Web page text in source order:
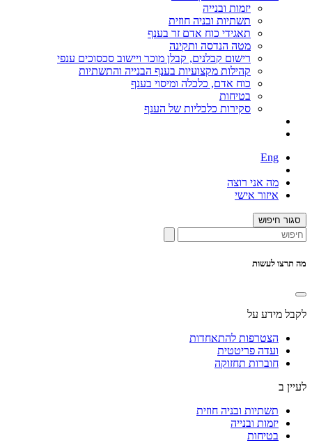
יזמות ובנייה
תשתיות ובניה חוזית
תאגידי כוח אדם זר בענף
מטה הנדסה ותקינה
רישום קבלנים, קבלן מוכר ויישוב סכסוכים ענפי
קהילות מקצועיות בענף הבנייה והתשתיות
כוח אדם, כלכלה ומיסוי בענף
בטיחות
סקירות כלכליות של הענף
Eng
מה אני רוצה
איזור אישי
סגור חיפוש
מה תרצו לעשות
לקבל מידע על
הצטרפות להתאחדות
ועדה פריטטית
חוברות תחזוקה
לעיין ב
תשתיות ובניה חוזית
יזמות ובנייה
בטיחות